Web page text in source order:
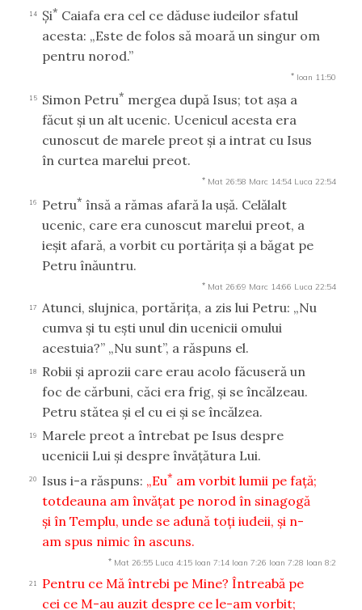
14 Şi* Caiafa era cel ce dăduse iudeilor sfatul
acesta: „Este de folos să moară un singur om
pentru norod.”
* Ioan 11:50
15 Simon Petru* mergea după Isus; tot aşa a
făcut şi un alt ucenic. Ucenicul acesta era
cunoscut de marele preot şi a intrat cu Isus
în curtea marelui preot.
* Mat 26:58 Marc 14:54 Luca 22:54
16 Petru* însă a rămas afară la uşă. Celălalt
ucenic, care era cunoscut marelui preot, a
ieşit afară, a vorbit cu portăriţa şi a băgat pe
Petru înăuntru.
* Mat 26:69 Marc 14:66 Luca 22:54
17
Atunci, slujnica, portăriţa, a zis lui Petru: „Nu
cumva şi tu eşti unul din ucenicii omului
acestuia?” „Nu sunt”, a răspuns el.
18
Robii şi aprozii care erau acolo făcuseră un
foc de cărbuni, căci era frig, şi se încălzeau.
Petru stătea şi el cu ei şi se încălzea.
19
Marele preot a întrebat pe Isus despre
ucenicii Lui şi despre învăţătura Lui.
20 Isus i-a răspuns: „Eu* am vorbit lumii pe faţă;
totdeauna am învăţat pe norod în sinagogă
şi în Templu, unde se adună toţi iudeii, şi n-
am spus nimic în ascuns.
* Mat 26:55 Luca 4:15 Ioan 7:14 Ioan 7:26 Ioan 7:28 Ioan 8:2
21
Pentru ce Mă întrebi pe Mine? Întreabă pe
cei ce M-au auzit despre ce le-am vorbit;